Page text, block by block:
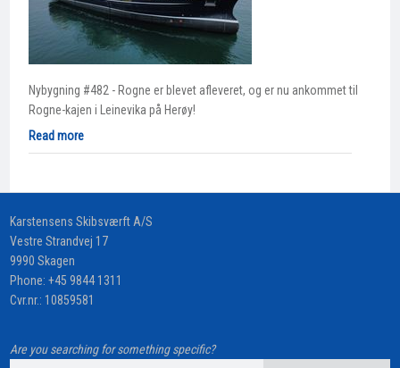
Nybygning #482 - Rogne er blevet afleveret, og er nu ankommet til
Rogne-kajen i Leinevika på Herøy!
Read more
​Karstensens Skibsværft A/S
Vestre Strandvej 17
9990 Skagen
Phone: +45 9844 1311
Cvr.nr.: 10859581
Are you searching for something specific?